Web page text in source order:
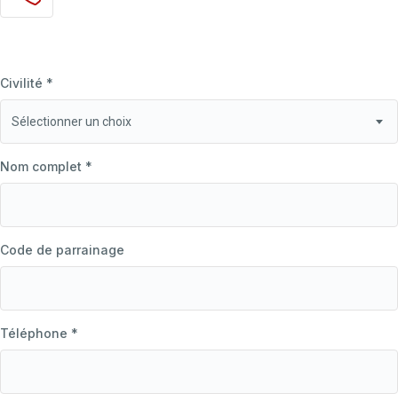
Civilité *
Nom complet *
Code de parrainage
Téléphone *